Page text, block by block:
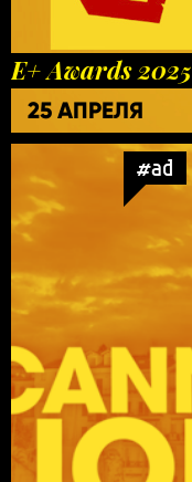
E+ Awards 2025
25 АПРЕЛЯ
#ad